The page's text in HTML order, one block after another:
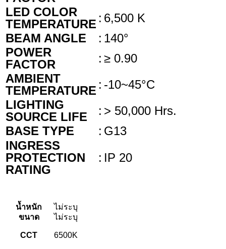
LED COLOR
TEMPERATURE : 6,500 K
BEAM ANGLE
: 140°
POWER
FACTOR
: ≥ 0.90
AMBIENT
TEMPERATURE : -10~45°C
LIGHTING
SOURCE LIFE
: > 50,000 Hrs.
BASE TYPE
: G13
INGRESS
PROTECTION
RATING
: IP 20
น้ำหนัก
ไม่ระบุ
ขนาด
ไม่ระบุ
CCT 6500K